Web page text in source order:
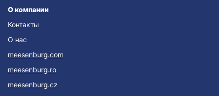
О компании
Контакты
О нас
meesenburg.com
meesenburg.ro
meesenburg.cz